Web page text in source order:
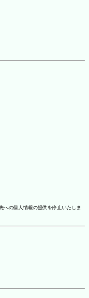
への個人情報の提供を停止いたしま